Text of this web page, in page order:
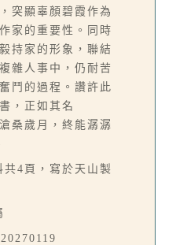
突顯辜顏碧霞作為
家的重要性。同時
持家的形象，聯結
雜人事中，仍耐苦
鬥的過程。讚許此
，正如其名
桑歲月，終能潺潺
共4頁，寫於天山製